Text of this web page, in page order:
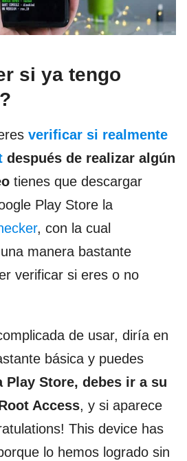
si ya tengo
verificar si realmente
después de realizar algún
tienes que descargar
Play Store la
, con la cual
manera bastante
verificar si eres o no
de usar, diría en
básica y puedes
Play Store, debes ir a su
Access, y si aparece
This device has
lo hemos logrado sin